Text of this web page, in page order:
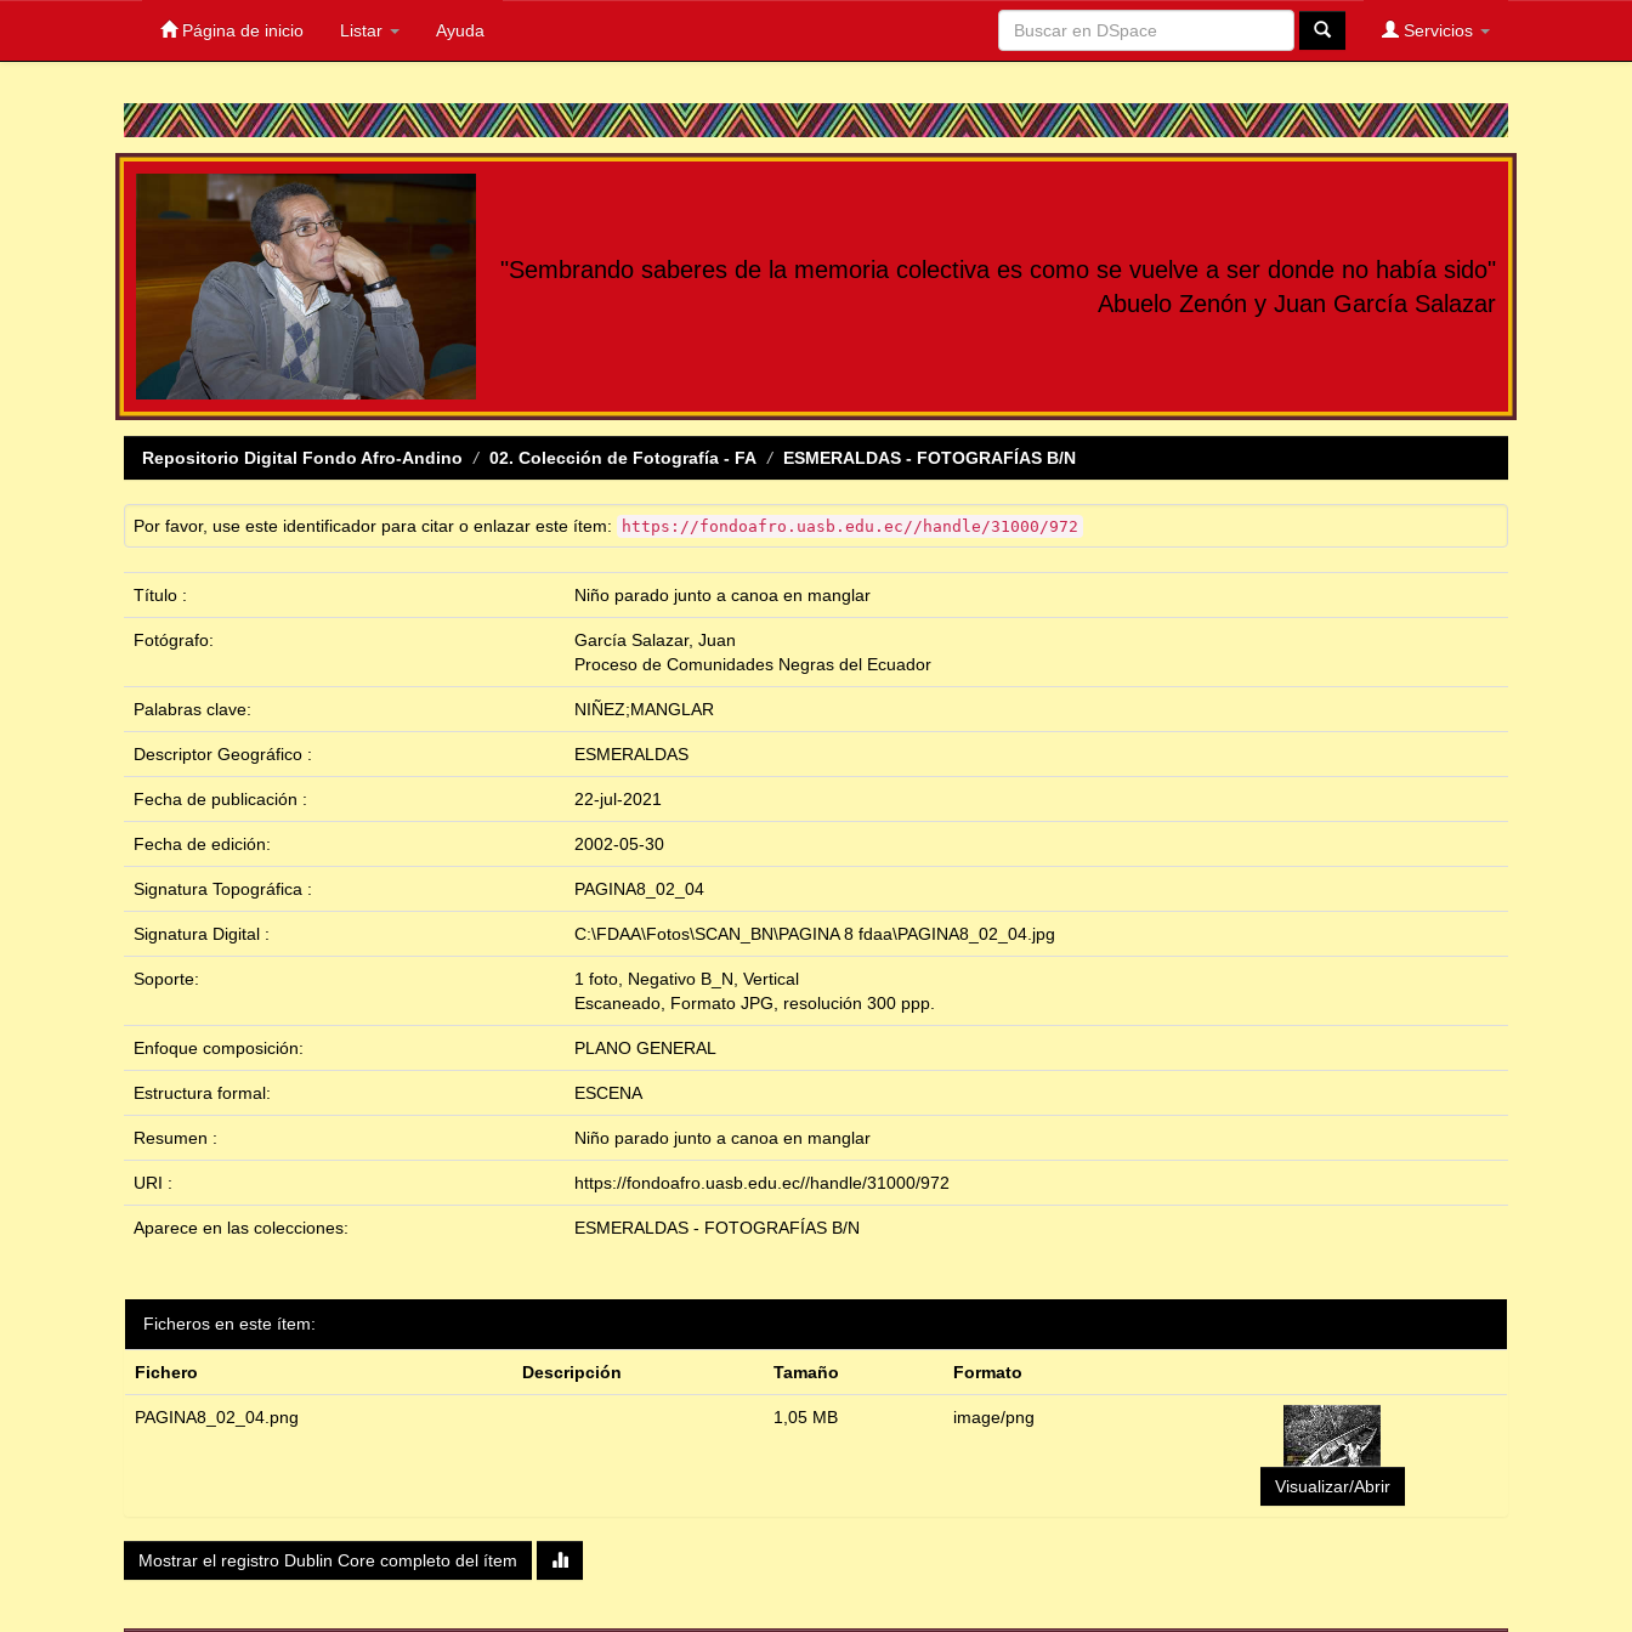
Página de inicio Listar Ayuda Servicios
"Sembrando saberes de la memoria colectiva es como se vuelve a ser donde no había sido"
Abuelo Zenón y Juan García Salazar
Repositorio Digital Fondo Afro-Andino 02. Colección de Fotografía - FA ESMERALDAS - FOTOGRAFÍAS B/N
Por favor, use este identificador para citar o enlazar este ítem: https://fondoafro.uasb.edu.ec//handle/31000/972
Título : Niño parado junto a canoa en manglar
Fotógrafo:
García Salazar, Juan
Proceso de Comunidades Negras del Ecuador
Palabras clave: NIÑEZ;MANGLAR
Descriptor Geográfico : ESMERALDAS
Fecha de publicación : 22-jul-2021
Fecha de edición: 2002-05-30
Signatura Topográfica : PAGINA8_02_04
Signatura Digital : C:\FDAA\Fotos\SCAN_BN\PAGINA 8 fdaa\PAGINA8_02_04.jpg
Soporte:
1 foto, Negativo B_N, Vertical
Escaneado, Formato JPG, resolución 300 ppp.
Enfoque composición: PLANO GENERAL
Estructura formal: ESCENA
Resumen : Niño parado junto a canoa en manglar
URI : https://fondoafro.uasb.edu.ec//handle/31000/972
Aparece en las colecciones: ESMERALDAS - FOTOGRAFÍAS B/N
Ficheros en este ítem:
Fichero Descripción Tamaño Formato
PAGINA8_02_04.png 1,05 MB image/png
Visualizar/Abrir
Mostrar el registro Dublin Core completo del ítem